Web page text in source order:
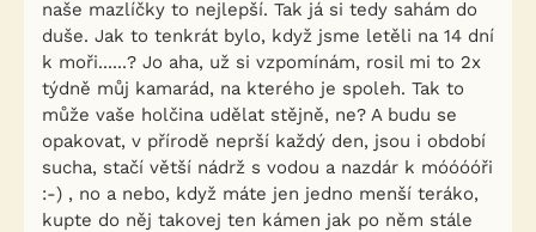
naše mazlíčky to nejlepší. Tak já si tedy sahám do
duše. Jak to tenkrát bylo, když jsme letěli na 14 dní
k moři......? Jo aha, už si vzpomínám, rosil mi to 2x
týdně můj kamarád, na kterého je spoleh. Tak to
může vaše holčina udělat stějně, ne? A budu se
opakovat, v přírodě neprší každý den, jsou i období
sucha, stačí větší nádrž s vodou a nazdár k móóóóři
:-) , no a nebo, když máte jen jedno menší teráko,
kupte do něj takovej ten kámen jak po něm stále